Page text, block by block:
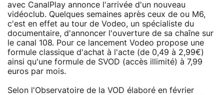
avec CanalPlay annonce l'arrivée d'un nouveau
vidéoclub. Quelques semaines après ceux de ou M6,
c'est en effet au tour de Vodeo, un spécialiste du
documentaire, d'annoncer l'ouverture de sa chaîne sur
le canal 108. Pour ce lancement Vodeo propose une
formule classique d'achat à l'acte (de 0,49 à 2,99€)
ainsi qu'une formule de SVOD (accès illimité) à 7,99
euros par mois.
Selon l'Observatoire de la VOD élaboré en février